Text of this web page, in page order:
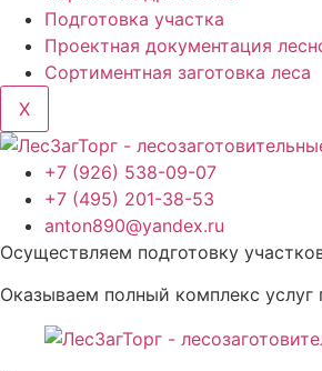
Подготовка участка
Проектная документация
Сортиментная заготовка леса
X
+7 (926) 538-09-07
+7 (495) 201-38-53
anton890@yandex.ru
Осуществляем подготовку
Оказываем полный комплекс услуг